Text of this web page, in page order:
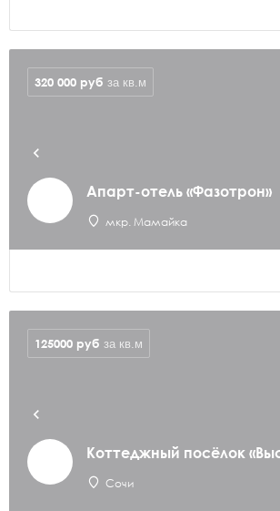
Апарт-отель «Фазотрон»
мкр. Мамайка
320 000 руб за кв.м
Коттеджный посёлок
Сочи
125000 руб за кв.м